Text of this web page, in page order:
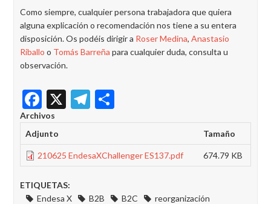
Como siempre, cualquier persona trabajadora que quiera
alguna explicación o recomendación nos tiene a su entera
disposición. Os podéis dirigir a Roser Medina, Anastasio
Riballo o Tomás Barreña para cualquier duda, consulta u
observación.
Facebook
X Telegram
Archivos
Adjunto
Tamaño
210625 EndesaXChallenger ES137.pdf 674.79 KB
ETIQUETAS:
Endesa X
B2B B2C reorganización